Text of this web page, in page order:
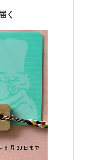
く